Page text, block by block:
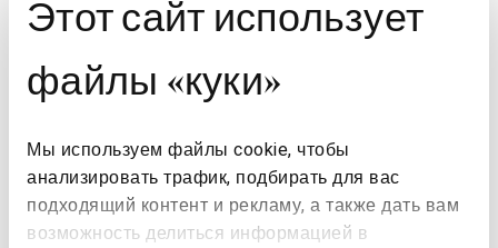
Этот сайт использует
файлы «куки»
Мы используем файлы cookie, чтобы
анализировать трафик, подбирать для вас
подходящий контент и рекламу, а также дать вам
возможность делиться информацией в